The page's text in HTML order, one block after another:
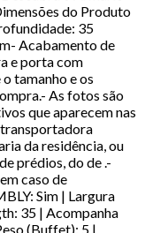
do Produto
35
Acabamento de
e porta com
tamanho e os
As fotos são
que aparecem nas
transportadora
da residência, ou
prédios, do de .-
caso de
Sim | Largura
35 | Acompanha
(Buffet): 5 |